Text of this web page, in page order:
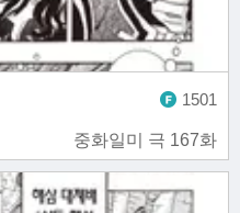
중화일미 극 167화
1501